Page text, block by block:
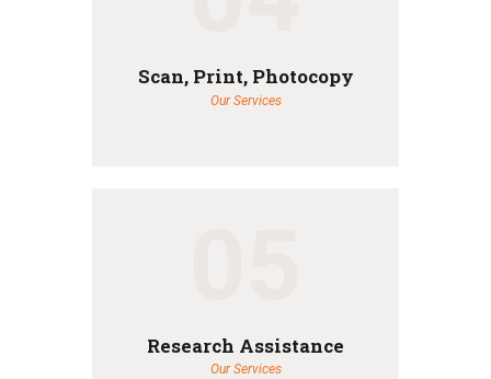
Scan, Print, Photocopy
Our Services
Research Assistance
Our Services